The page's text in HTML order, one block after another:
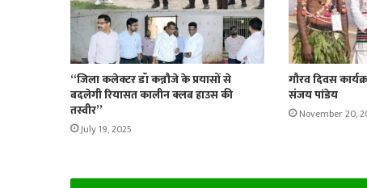
“जिला कलेक्टर डॉ कन्नौजे के प्रयासों से
बदलेगी रियासत कालीन क्लब हाउस की
तस्वीर”
July 19, 2025
गौरव दिवस
संजय पांडेय
November 20,